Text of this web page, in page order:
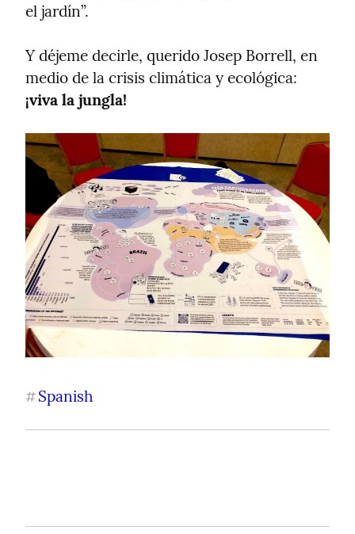
el jardín”.
Y déjeme decirle, querido Josep Borrell, en
¡viva la jungla!
#Spanish